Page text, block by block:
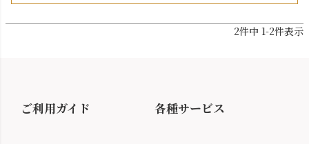
2件中 1-2件表示
ご利用ガイド 各種サービス